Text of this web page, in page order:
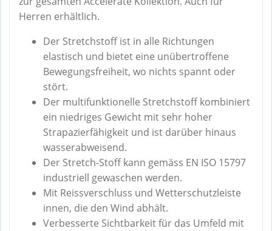
Herren erhältlich.
Der Stretchstoff ist in alle Richtungen
elastisch und bietet eine unübertroffene
Bewegungsfreiheit, wo nichts spannt oder
stört.
Der multifunktionelle Stretchstoff kombiniert
ein niedriges Gewicht mit sehr hoher
Strapazierfähigkeit und ist darüber hinaus
wasserabweisend.
Der Stretch-Stoff kann gemäss EN ISO 15797
industriell gewaschen werden.
Mit Reissverschluss und Wetterschutzleiste
innen, die den Wind abhält.
Verbesserte Sichtbarkeit für das Umfeld mit